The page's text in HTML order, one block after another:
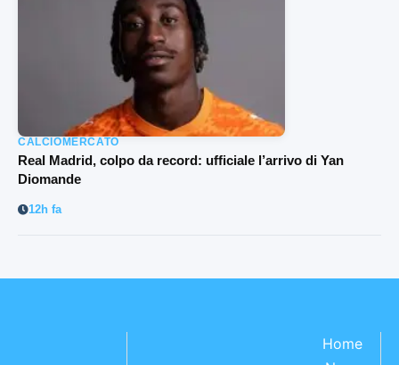
CALCIOMERCATO
Real Madrid, colpo da record: ufficiale l’arrivo di Yan
Diomande
12h fa
Home